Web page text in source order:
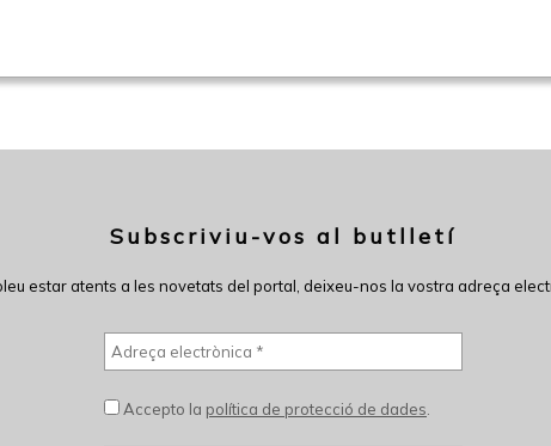
Subscriviu-vos al butlletí
estar atents a les novetats del portal, deixeu-nos la vostra adreça
Accepto la política de protecció de dades